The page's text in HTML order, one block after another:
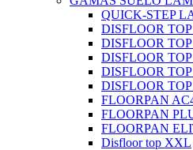
QUICK-STEP
DISFLOOR
DISFLOOR
DISFLOOR
DISFLOOR
DISFLOOR
FLOORPAN
FLOORPAN
FLOORPAN
Disfloor top XXL